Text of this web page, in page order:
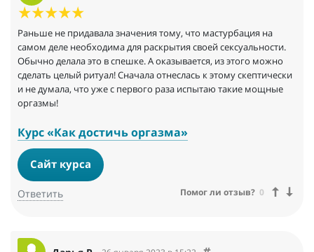
Раньше не придавала значения тому, что мастурбация на
самом деле необходима для раскрытия своей сексуальности.
Обычно делала это в спешке. А оказывается, из этого можно
сделать целый ритуал! Сначала отнеслась к этому скептически
и не думала, что уже с первого раза испытаю такие мощные
оргазмы!
Курс «Как достичь оргазма»
Сайт курса
Ответить Помог ли отзыв? 0